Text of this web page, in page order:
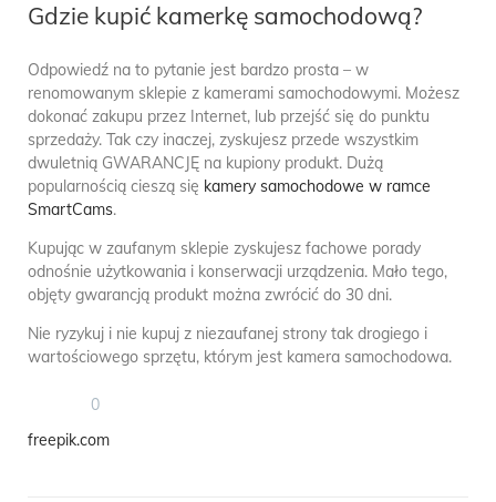
Gdzie kupić kamerkę samochodową?
Odpowiedź na to pytanie jest bardzo prosta – w
renomowanym sklepie z kamerami samochodowymi. Możesz
dokonać zakupu przez Internet, lub przejść się do punktu
sprzedaży. Tak czy inaczej, zyskujesz przede wszystkim
dwuletnią GWARANCJĘ na kupiony produkt. Dużą
popularnością cieszą się kamery samochodowe w ramce
SmartCams.
Kupując w zaufanym sklepie zyskujesz fachowe porady
odnośnie użytkowania i konserwacji urządzenia. Mało tego,
objęty gwarancją produkt można zwrócić do 30 dni.
Nie ryzykuj i nie kupuj z niezaufanej strony tak drogiego i
wartościowego sprzętu, którym jest kamera samochodowa.
0
freepik.com